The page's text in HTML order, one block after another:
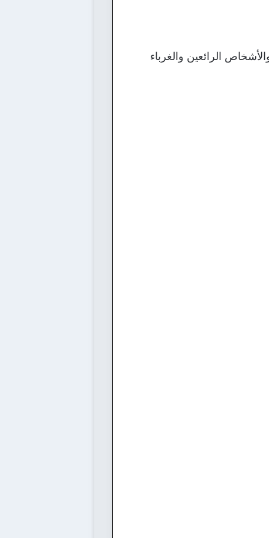
الرائعين والغرباء